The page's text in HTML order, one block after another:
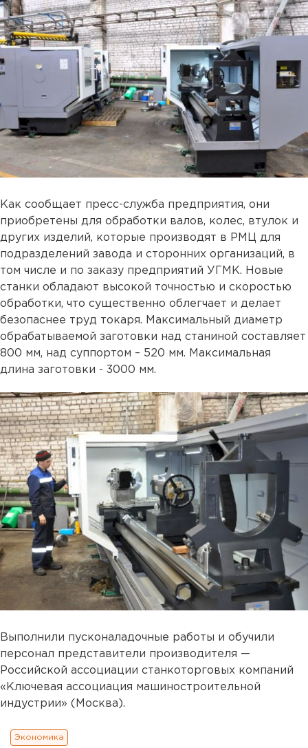
Как сообщает пресс-служба предприятия, они
приобретены для обработки валов, колес, втулок и
других изделий, которые производят в РМЦ для
подразделений завода и сторонних организаций, в
том числе и по заказу предприятий УГМК. Новые
станки обладают высокой точностью и скоростью
обработки, что существенно облегчает и делает
безопаснее труд токаря. Максимальный диаметр
обрабатываемой заготовки над станиной составляет
800 мм, над суппортом – 520 мм. Максимальная
длина заготовки - 3000 мм.
Выполнили пусконаладочные работы и обучили
персонал представители производителя —
Российской ассоциации станкоторговых компаний
«Ключевая ассоциация машиностроительной
индустрии» (Москва).
Экономика